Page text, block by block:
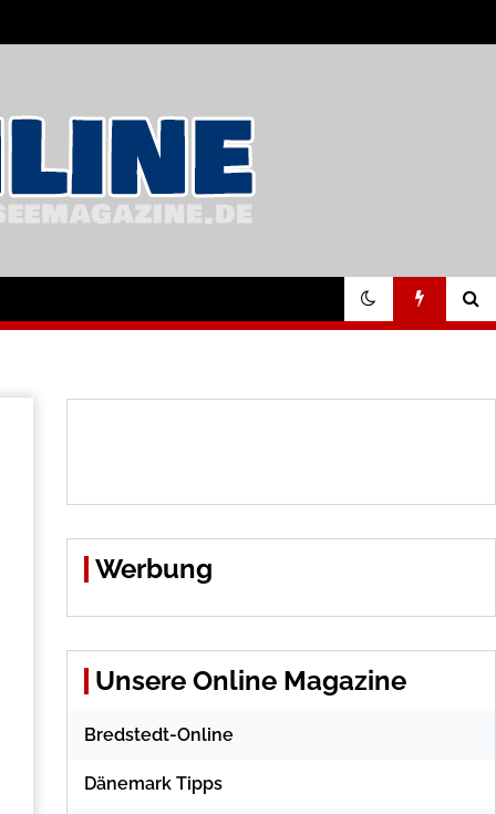
Werbung
Unsere Online Magazine
Bredstedt-Online
Dänemark Tipps